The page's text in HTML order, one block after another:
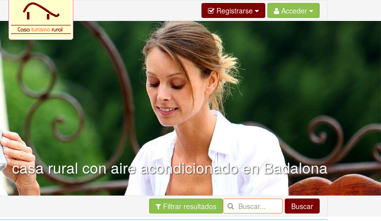
Registrarse Acceder
casa rural con aire acondicionado en Badalona
Filtrar resultados Buscar